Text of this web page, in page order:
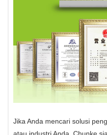
Jika Anda mencari solusi